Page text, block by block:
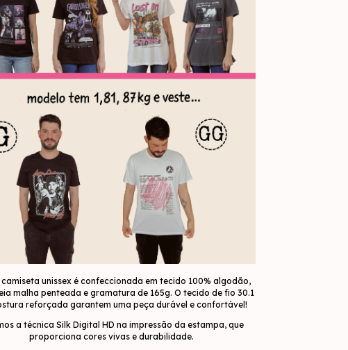
camiseta unissex é confeccionada em tecido 100% algodão,
malha penteada e gramatura de 165g. O tecido de fio 30.1
reforçada garantem uma peça durável e confortável!
a técnica Silk Digital HD na impressão da estampa, que
proporciona cores vivas e durabilidade.